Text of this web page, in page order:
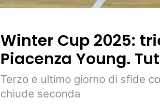
Winter Cup 2025:
Piacenza Young.
Terzo e ultimo giorno di sfide
chiude seconda